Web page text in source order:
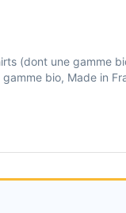
(dont une gamme
bio, Made in